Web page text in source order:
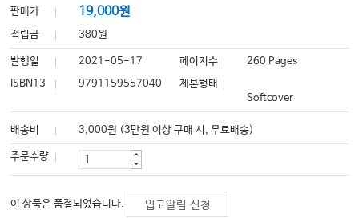
판매가
19,000원
적립금 380원
발행일 2021-05-17 페이지수
260 Pages
ISBN13
9791159557040
제본형태
Softcover
배송비 3,000원 (3만원 이상 구매 시, 무료배송)
주문수량
이 상품은 품절되었습니다. 입고알림 신청